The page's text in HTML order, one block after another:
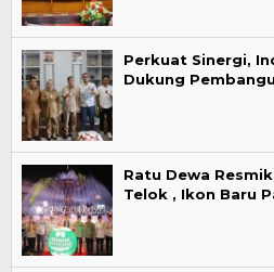
Perkuat Sinergi,
Dukung
Ratu Dewa
Telok , Ikon Baru